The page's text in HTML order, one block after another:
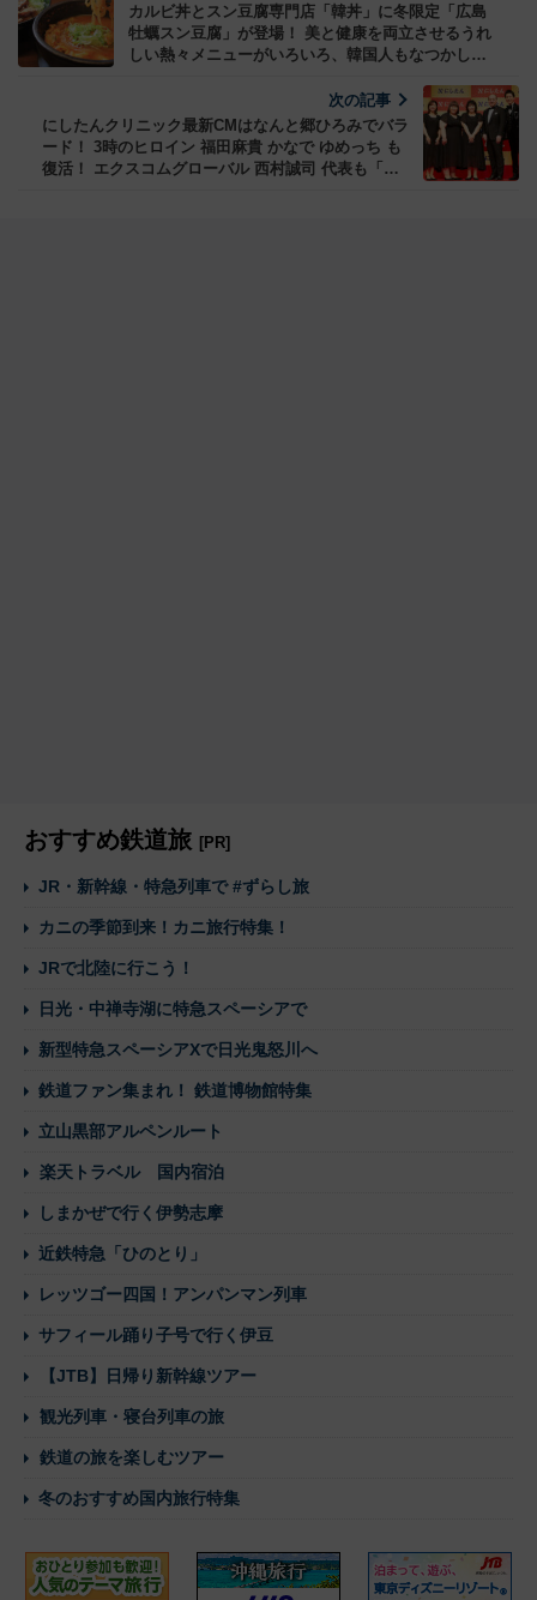
カルビ丼とスン豆腐専門店「韓丼」に冬限定「広島
牡蠣スン豆腐」が登場！ 美と健康を両立させるうれ
しい熱々メニューがいろいろ、韓国人もなつかしむ
次の記事
にしたんクリニック最新CMはなんと郷ひろみでバラ
ード！ 3時のヒロイン 福田麻貴 ‎かなで ゆめっち も
復活！ エクスコムグローバル 西村誠司 代表も「渾
おすすめ鉄道旅 [PR]
JR・新幹線・特急列車で #ずらし旅
カニの季節到来！カニ旅行特集！
JRで北陸に行こう！
日光・中禅寺湖に特急スペーシアで
新型特急スペーシアXで日光鬼怒川へ
鉄道ファン集まれ！ 鉄道博物館特集
立山黒部アルペンルート
楽天トラベル 国内宿泊
しまかぜで行く伊勢志摩
近鉄特急「ひのとり」
レッツゴー四国！アンパンマン列車
サフィール踊り子号で行く伊豆
【JTB】日帰り新幹線ツアー
観光列車・寝台列車の旅
鉄道の旅を楽しむツアー
冬のおすすめ国内旅行特集